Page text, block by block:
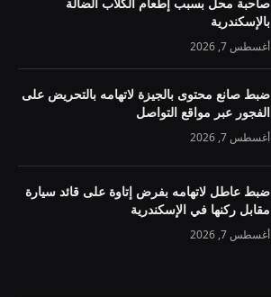
بالإسكندرية
أغسطس 7, 2026
ضبط صانع محتوى بالجيزة لاتهامه بالتحريض على
الفجور عبر مواقع التواصل
أغسطس 7, 2026
ضبط عاطل لاتهامه بفرض إتاوة على قائد سيارة
مقابل ركنها في الإسكندرية
أغسطس 7, 2026